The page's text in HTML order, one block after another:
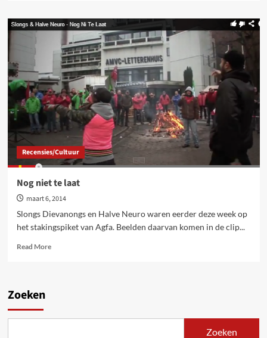
Sta
vandaag
voor
morgen!
Recensies/Cultuur
Nog niet te laat
maart 6, 2014
Slongs Dievanongs en Halve Neuro waren eerder deze week op
het stakingspiket van Agfa. Beelden daarvan komen in de clip...
Read MoreRead
Zoeken
Zoeken